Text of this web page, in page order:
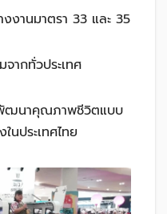
านมาตรา 33 และ 35
กทั่วประเทศ
พัฒนาคุณภาพชีวิตแบบ
นประเทศไทย